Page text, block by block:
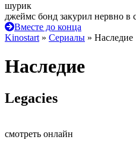
шурик
джеймс бонд закурил нервно в
Вместе до конца
Kinostart » Сериалы » Наследие
Наследие
Legacies
смотреть онлайн